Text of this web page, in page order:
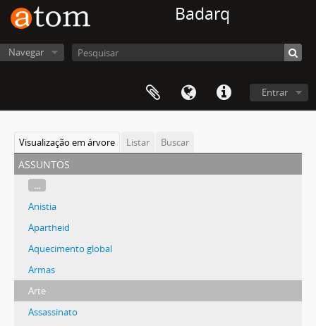
Badarq
Navegar
Entrar
Visualização em árvore Listar Buscar
assuntos
...
Anistia
Apartheid
Aquecimento global
Armas
Arte
Assassinato